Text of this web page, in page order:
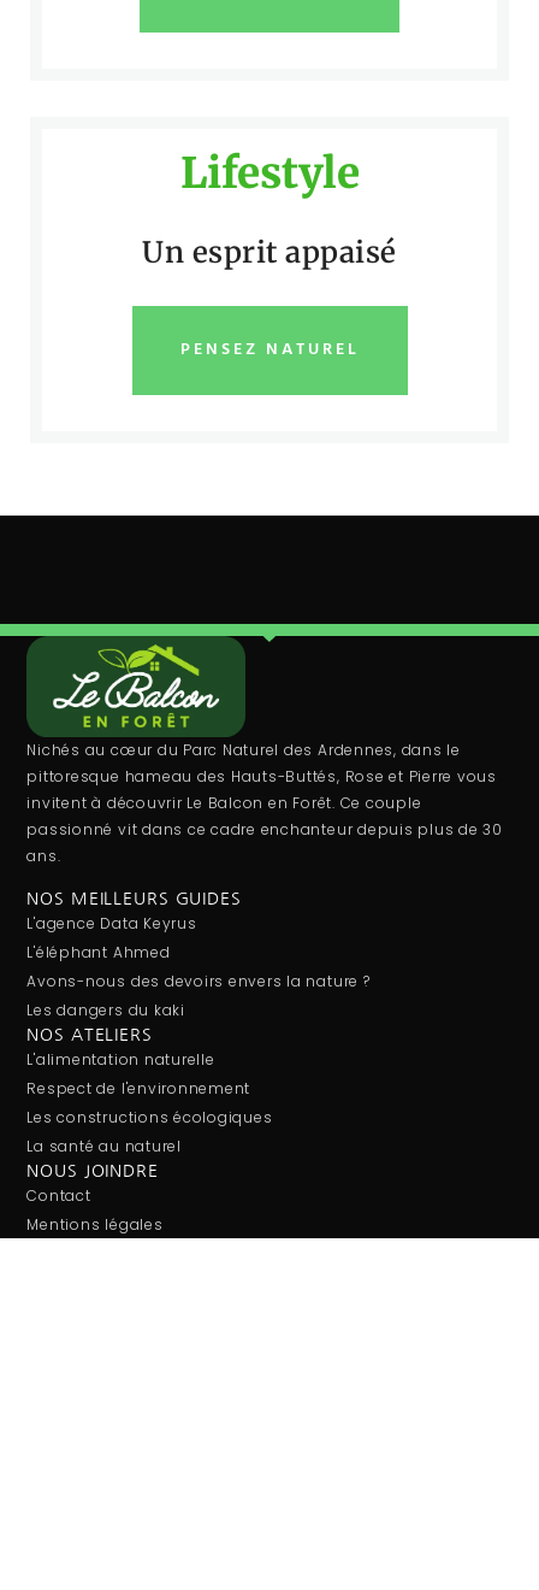
Lifestyle
Un esprit appaisé
PENSEZ NATUREL
Nichés au cœur du Parc Naturel des Ardennes, dans le
pittoresque hameau des Hauts-Buttés, Rose et Pierre vous
invitent à découvrir Le Balcon en Forêt. Ce couple
passionné vit dans ce cadre enchanteur depuis plus de 30
ans.
NOS MEILLEURS GUIDES
L'agence Data Keyrus
L'éléphant Ahmed
Avons-nous des devoirs envers la nature ?
Les dangers du kaki
NOS ATELIERS
L'alimentation naturelle
Respect de l'environnement
Les constructions écologiques
La santé au naturel
NOUS JOINDRE
Contact
Mentions légales